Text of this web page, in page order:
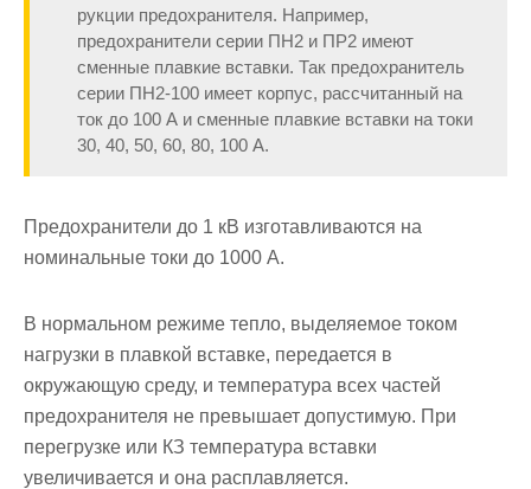
рукции предохранителя. Например,
предохранители серии ПН2 и ПР2 имеют
сменные плавкие вставки. Так предохранитель
серии ПН2-100 имеет корпус, рассчитанный на
ток до 100 А и сменные плавкие вставки на токи
30, 40, 50, 60, 80, 100 А.
Предохранители до 1 кВ изготавливаются на
номинальные токи до 1000 А.
В нормальном режиме тепло, выделяемое током
нагрузки в плавкой вставке, передается в
окружающую среду, и температура всех частей
предохранителя не превышает допустимую. При
пере­грузке или КЗ температура вставки
увеличивается и она расплавляет­ся.